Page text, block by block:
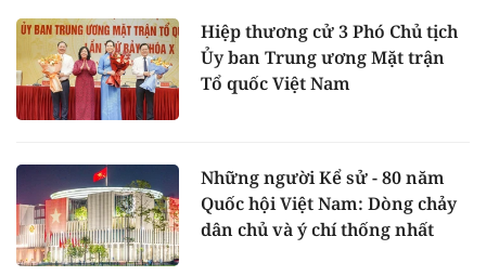
Hiệp thương cử 3 Phó Chủ tịch
Ủy ban Trung ương Mặt trận
Tổ quốc Việt Nam
Những người Kể sử - 80 năm
Quốc hội Việt Nam: Dòng chảy
dân chủ và ý chí thống nhất